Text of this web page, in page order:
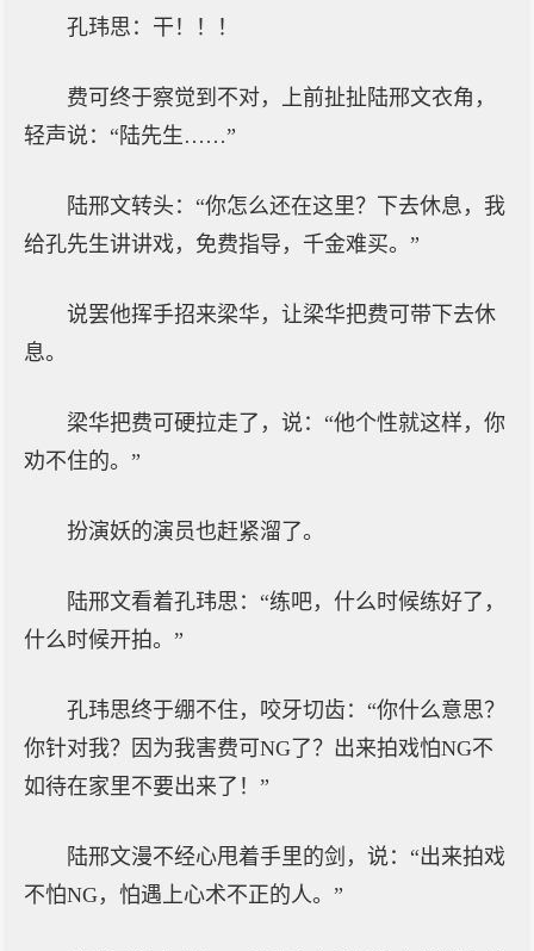
孔玮思：干！！！
费可终于察觉到不对，上前扯扯陆邢文衣角，
轻声说：“陆先生……”
陆邢文转头：“你怎么还在这里？下去休息，我
给孔先生讲讲戏，免费指导，千金难买。”
说罢他挥手招来梁华，让梁华把费可带下去休
息。
梁华把费可硬拉走了，说：“他个性就这样，你
劝不住的。”
扮演妖的演员也赶紧溜了。
陆邢文看着孔玮思：“练吧，什么时候练好了，
什么时候开拍。”
孔玮思终于绷不住，咬牙切齿：“你什么意思？
你针对我？因为我害费可NG了？出来拍戏怕NG不
如待在家里不要出来了！”
陆邢文漫不经心甩着手里的剑，说：“出来拍戏
不怕NG，怕遇上心术不正的人。”